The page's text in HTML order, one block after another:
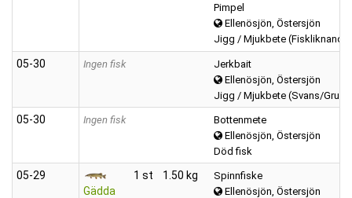
Pimpel
Ellenösjön, Östersjön
Jigg / Mjukbete (Fiskliknande)
05‑30 Ingen fisk
Jerkbait
Ellenösjön, Östersjön
Jigg / Mjukbete (Svans/Grub)
05‑30 Ingen fisk
Bottenmete
Ellenösjön, Östersjön
Död fisk
05‑29
Gädda
1 st 1.50 kg
Spinnfiske
Ellenösjön, Östersjön